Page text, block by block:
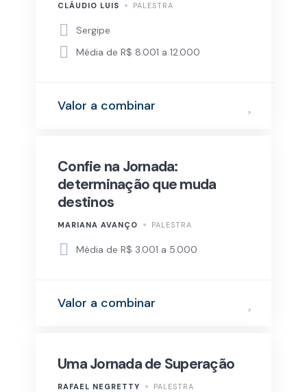
CLÁUDIO LUIS PALESTRA
Sergipe
Média de R$ 8.001 a 12.000
Valor a combinar
Confie na Jornada:
determinação que muda
destinos
MARIANA AVANÇO PALESTRA
Média de R$ 3.001 a 5.000
Valor a combinar
Uma Jornada de Superação
RAFAEL NEGRETTY PALESTRA